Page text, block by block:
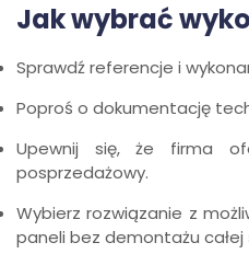
Jak wybrać
Sprawdź referencje i
Poproś o dokumentację
Upewnij się, że firma
posprzedażowy.
Wybierz rozwiązanie z
paneli bez demontażu całej